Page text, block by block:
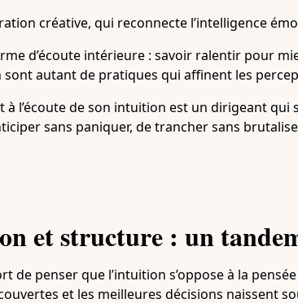
créative, qui reconnecte l’intelligence
d’écoute intérieure : savoir ralentir pour
autant de pratiques qui affinent les
à l’écoute de son intuition est un dirigeant qui
sans paniquer, de trancher sans
et structure : un
de penser que l’intuition s’oppose à la
et les meilleures décisions naissent